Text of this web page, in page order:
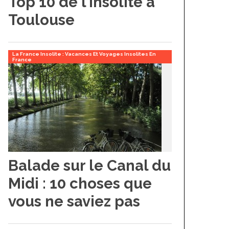
Toulouse
La France Insolite : Vacances Et Voyages Insolites En
France
Balade sur le Canal du
Midi : 10 choses que
vous ne saviez pas